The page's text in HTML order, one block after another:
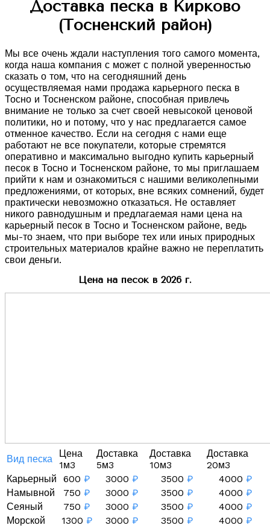
Доставка песка в Кирково
(Тосненский район)
Мы все очень ждали наступления того самого момента,
когда наша компания с может с полной уверенностью
сказать о том, что на сегодняшний день
осуществляемая нами продажа карьерного песка в
Тосно и Тосненском районе, способная привлечь
внимание не только за счет своей невысокой ценовой
политики, но и потому, что у нас предлагается самое
отменное качество. Если на сегодня с нами еще
работают не все покупатели, которые стремятся
оперативно и максимально выгодно купить карьерный
песок в Тосно и Тосненском районе, то мы приглашаем
прийти к нам и ознакомиться с нашими великолепными
предложениями, от которых, вне всяких сомнений, будет
практически невозможно отказаться. Не оставляет
никого равнодушным и предлагаемая нами цена на
карьерный песок в Тосно и Тосненском районе, ведь
мы-то знаем, что при выборе тех или иных природных
строительных материалов крайне важно не переплатить
свои деньги.
Цена на песок в 2026 г.
Вид песка
Цена
1м3
Доставка
5м3
Доставка
10м3
Доставка
20м3
Карьерный
600 ₽ 3000 ₽ 3500 ₽ 4000 ₽
Намывной
750 ₽ 3000 ₽ 3500 ₽ 4000 ₽
Сеяный
750 ₽ 3000 ₽ 3500 ₽ 4000 ₽
Морской
1300 ₽ 3000 ₽ 3500 ₽ 4000 ₽